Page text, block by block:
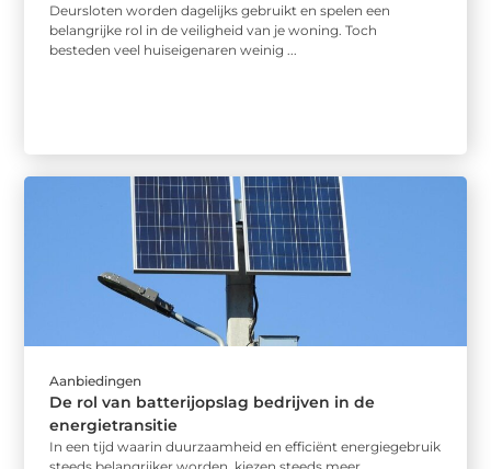
Deursloten worden dagelijks gebruikt en spelen een
belangrijke rol in de veiligheid van je woning. Toch
besteden veel huiseigenaren weinig ...
Aanbiedingen
De rol van batterijopslag bedrijven in de
energietransitie
In een tijd waarin duurzaamheid en efficiënt energiegebruik